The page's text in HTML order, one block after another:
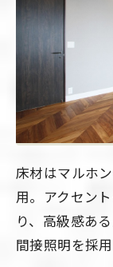
床材はマルホ
用。アクセン
り、高級感あ
間接照明を採